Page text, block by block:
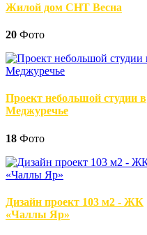
Жилой дом СНТ Весна
20 Фото
Проект небольшой студии в
Меджуречье
18 Фото
Дизайн проект 103 м2 - ЖК
«Чаллы Яр»